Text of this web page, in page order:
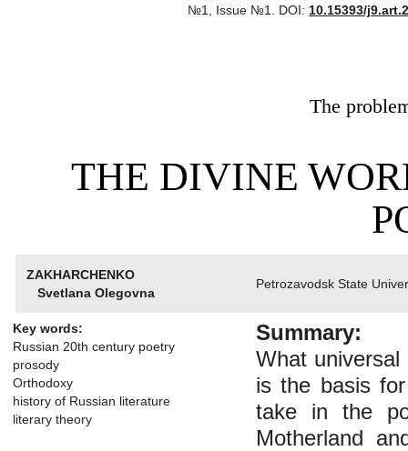
№1, Issue №1. DOI: 10.15393/
The
THE DIVINE
ZAKHARCHENKO
Svetlana Olegovna
Petrozavodsk State
Key words:
Russian 20th century poetry
prosody
Orthodoxy
history of Russian literature
literary theory
Summary:
What
is the basis
take in the
Motherland